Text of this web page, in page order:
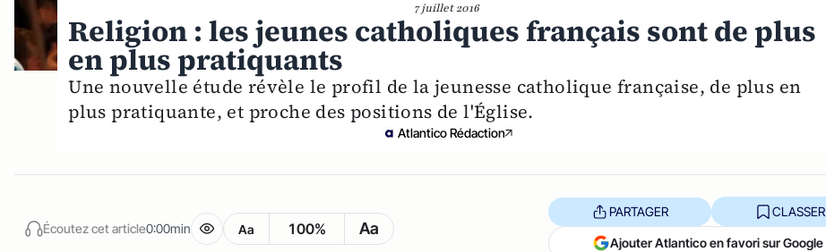
7 juillet 2016
Religion : les jeunes catholiques français sont de plus
en plus pratiquants
Une nouvelle étude révèle le profil de la jeunesse catholique française, de plus en
plus pratiquante, et proche des positions de l'Église.
Atlantico Rédaction
Écoutez cet article0:00min Aa 100% Aa
PARTAGER CLASSER
Ajouter Atlantico en favori sur Google